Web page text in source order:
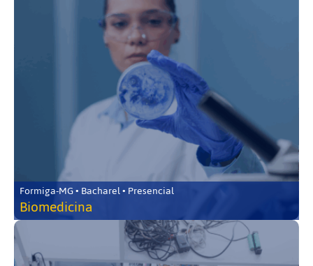
Formiga-MG • Bacharel • Presencial
Biomedicina